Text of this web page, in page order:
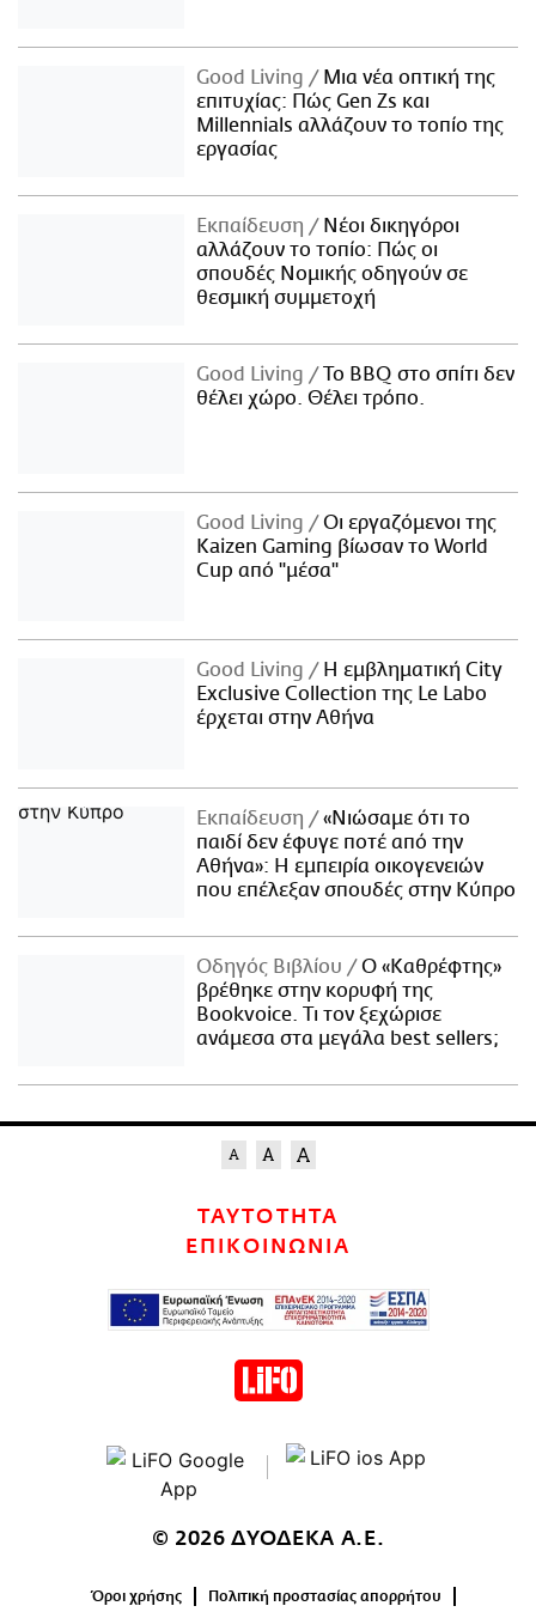
Good Living
Μια νέα οπτική της
επιτυχίας: Πώς Gen Zs και
Millennials αλλάζουν το τοπίο της
εργασίας
Εκπαίδευση
Νέοι δικηγόροι
αλλάζουν το τοπίο: Πώς οι
σπουδές Νομικής οδηγούν σε
θεσμική συμμετοχή
Good Living
Το BBQ στο σπίτι δεν
θέλει χώρο. Θέλει τρόπο.
Good Living
Οι εργαζόμενοι της
Kaizen Gaming βίωσαν το World
Cup από "μέσα"
Good Living
Η εμβληματική City
Exclusive Collection της Le Labo
έρχεται στην Αθήνα
Εκπαίδευση
«Νιώσαμε ότι το
παιδί δεν έφυγε ποτέ από την
Αθήνα»: Η εμπειρία οικογενειών
που επέλεξαν σπουδές στην Κύπρο
Οδηγός Βιβλίου
Ο «Καθρέφτης»
βρέθηκε στην κορυφή της
Bookvoice. Τι τον ξεχώρισε
ανάμεσα στα μεγάλα best sellers;
ΤΑΥΤΟΤΗΤΑ
ΕΠΙΚΟΙΝΩΝΙΑ
© 2026 ΔΥΟΔΕΚΑ Α.Ε.
Όροι χρήσης Πολιτική προστασίας απορρήτου